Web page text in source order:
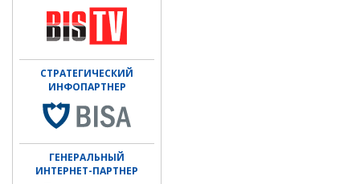
СТРАТЕГИЧЕСКИЙ
ИНФОПАРТНЕР
ГЕНЕРАЛЬНЫЙ
ИНТЕРНЕТ-ПАРТНЕР